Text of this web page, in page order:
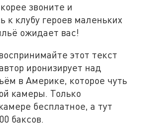
звоните и
к клубу героев маленьких
ожидает вас!
этот текст
иронизирует над
в Америке, которое чуть
камеры. Только
бесплатное, а тут
баксов.